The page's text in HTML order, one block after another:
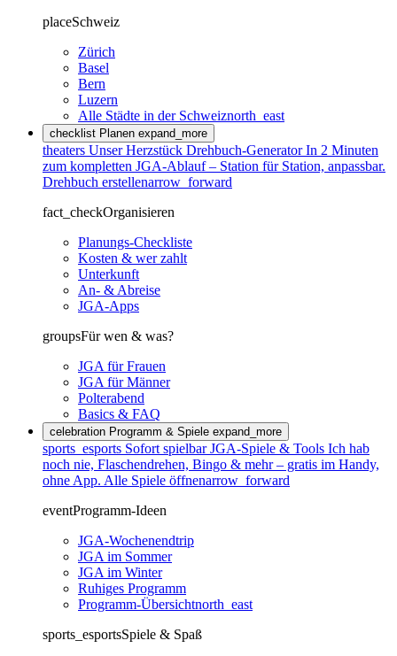
placeSchweiz
Zürich
Basel
Bern
Luzern
Alle Städte in der Schweiznorth_east
checklist Planen expand_more
theaters Unser Herzstück Drehbuch-Generator In 2 Minuten
zum kompletten JGA-Ablauf – Station für Station, anpassbar.
Drehbuch erstellenarrow_forward
fact_checkOrganisieren
Planungs-Checkliste
Kosten & wer zahlt
Unterkunft
An- & Abreise
JGA-Apps
groupsFür wen & was?
JGA für Frauen
JGA für Männer
Polterabend
Basics & FAQ
celebration Programm & Spiele expand_more
sports_esports Sofort spielbar JGA-Spiele & Tools Ich hab
noch nie, Flaschendrehen, Bingo & mehr – gratis im Handy,
ohne App. Alle Spiele öffnenarrow_forward
eventProgramm-Ideen
JGA-Wochenendtrip
JGA im Sommer
JGA im Winter
Ruhiges Programm
Programm-Übersichtnorth_east
sports_esportsSpiele & Spaß